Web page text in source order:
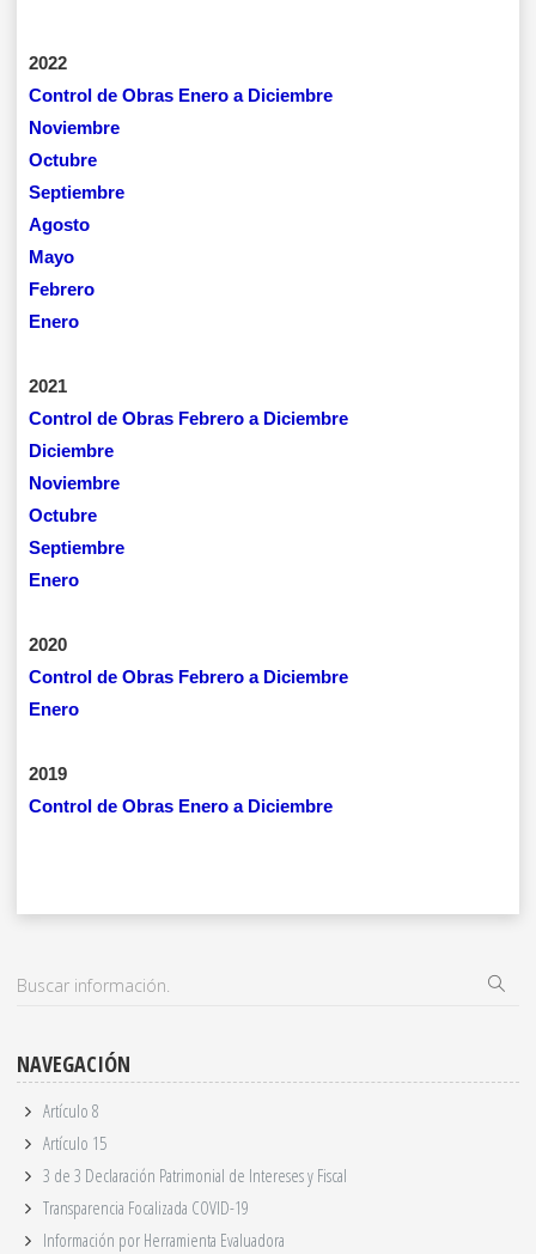
2022
Control de Obras Enero a Diciembre
Noviembre
Octubre
Septiembre
Agosto
Mayo
Febrero
Enero
2021
Control de Obras Febrero a Diciembre
Diciembre
Noviembre
Octubre
Septiembre
Enero
2020
Control de Obras Febrero a Diciembre
Enero
2019
Control de Obras Enero a Diciembre
NAVEGACIÓN
Artículo 8
Artículo 15
3 de 3 Declaración Patrimonial de Intereses y Fiscal
Transparencia Focalizada COVID-19
Información por Herramienta Evaluadora